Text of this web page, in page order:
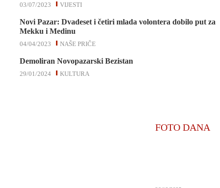
VIJESTI
03/07/2023
Novi Pazar: Dvadeset i četiri mlada volontera dobilo put za
Mekku i Medinu
NAŠE PRIČE
04/04/2023
Demoliran Novopazarski Bezistan
KULTURA
29/01/2024
FOTO DANA